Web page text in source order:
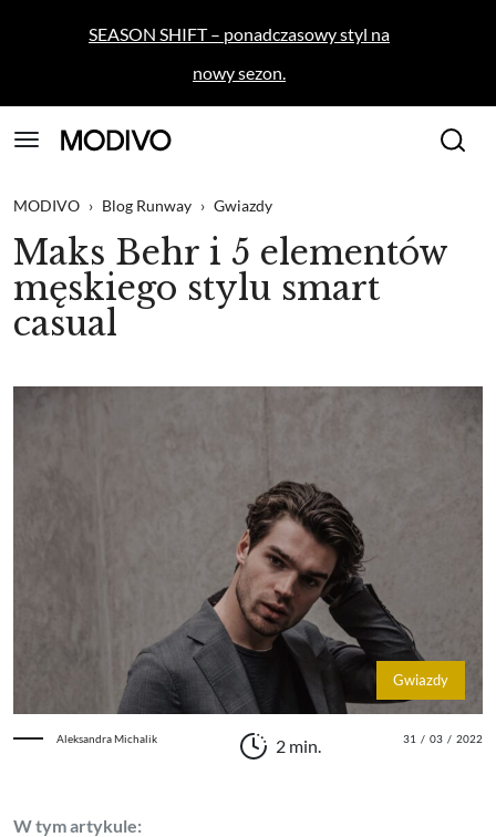
SEASON SHIFT – ponadczasowy styl na
nowy sezon.
MODIVO › Blog Runway › Gwiazdy
Maks Behr i 5 elementów
męskiego stylu smart
casual
Gwiazdy
Aleksandra Michalik 2 min. 31 / 03 / 2022
W tym artykule: